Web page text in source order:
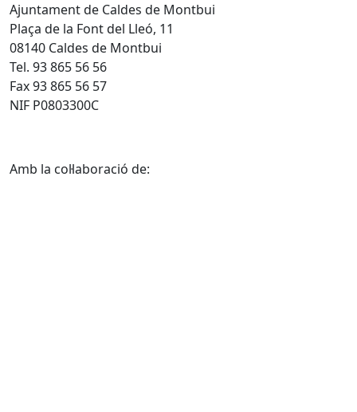
Ajuntament de Caldes de Montbui
Plaça de la Font del Lleó, 11
08140 Caldes de Montbui
Tel. 93 865 56 56
Fax 93 865 56 57
NIF P0803300C
Amb la col·laboració de: